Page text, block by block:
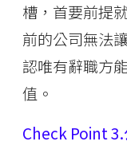
槽，首要前提
前的公司無法
認唯有辭職方
值。
Check Point